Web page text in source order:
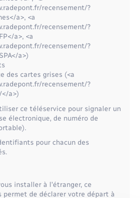
recensement/?
a>, <a
recensement/?
a>, <a
recensement/?
a>)
des cartes grises (<a
recensement/?
a>)
ce téléservice pour signaler un
électronique, de numéro de
pour chacun des
installer à l'étranger, ce
permet de déclarer votre départ à